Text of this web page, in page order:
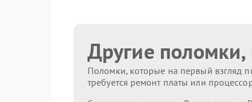
Другие
Поломки, которые на первый взгляд
требуется ремонт платы или